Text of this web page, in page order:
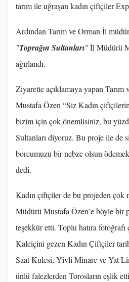
tarım ile uğraşan kadın çiftçiler
Ardından Tarım ve Orman İl
"Toprağın Sultanları"İl Müdürü
ağırlandı.
Ziyarette açıklamaya yapan
Mustafa Özen “Siz Kadın
bizim için çok önemlisiniz, bu
Sultanları diyoruz. Bu proje ile de
borcumuzu bir nebze olsun
dedi.
Kadın çiftçiler de bu projeden çok
Müdürü Mustafa Özen’e böyle bir
teşekkür etti. Toplu hatıra
Kaleiçini gezen Kadın Çiftçiler
Saat Kulesi, Yivli Minare ve Yat
ünlü falezlerden Torosların eşlik